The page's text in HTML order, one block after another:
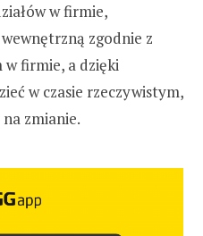
w firmie,
zgodnie z
w firmie, a dzięki
w czasie rzeczywistym,
zmianie.